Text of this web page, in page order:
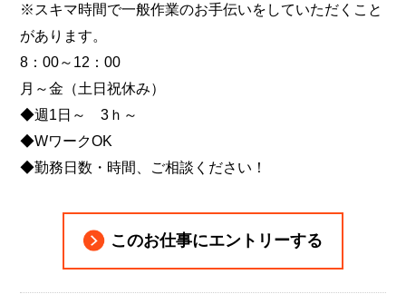
※スキマ時間で一般作業のお手伝いをしていただくこと
があります。
8：00～12：00
月～金（土日祝休み）
◆週1日～ 3ｈ～
◆WワークOK
◆勤務日数・時間、ご相談ください！
このお仕事にエントリーする